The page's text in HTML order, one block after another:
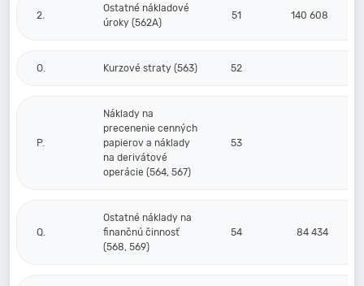
2.
Ostatné nákladové
úroky (562A)
51 140 608
O. Kurzové straty (563) 52
P.
Náklady na
precenenie cenných
papierov a náklady
na derivátové
operácie (564, 567)
53
Q.
Ostatné náklady na
finančnú činnosť
(568, 569)
54 84 434